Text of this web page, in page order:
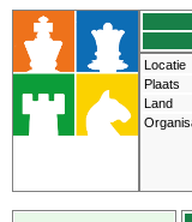
Locatie
Plaats
Land